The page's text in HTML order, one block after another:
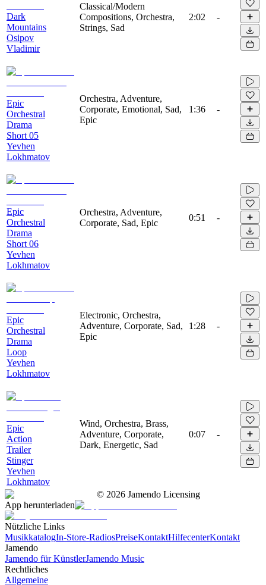
Dark
Mountains
Osipov
Vladimir
Classical/Modern
Compositions, Orchestra,
Strings, Sad
2:02 -
Epic
Orchestral
Drama
Short 05
Yevhen
Lokhmatov
Orchestra, Adventure,
Corporate, Emotional, Sad,
Epic
1:36 -
Epic
Orchestral
Drama
Short 06
Yevhen
Lokhmatov
Orchestra, Adventure,
Corporate, Sad, Epic
0:51 -
Epic
Orchestral
Drama
Loop
Yevhen
Lokhmatov
Electronic, Orchestra,
Adventure, Corporate, Sad,
Epic
1:28 -
Epic
Action
Trailer
Stinger
Yevhen
Lokhmatov
Wind, Orchestra, Brass,
Adventure, Corporate,
Dark, Energetic, Sad
0:07 -
© 2026 Jamendo Licensing
App herunterladen
Nützliche Links
MusikkatalogIn-Store-RadiosPreiseKontaktHilfecenterKontakt
Jamendo
Jamendo für KünstlerJamendo Music
Rechtliches
Allgemeine